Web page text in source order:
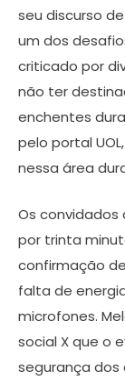
seu discurso
um dos
criticado por
não ter
enchentes
pelo portal
nessa área
Os
por trinta
confirmação
falta de
microfones.
social X que o
segurança